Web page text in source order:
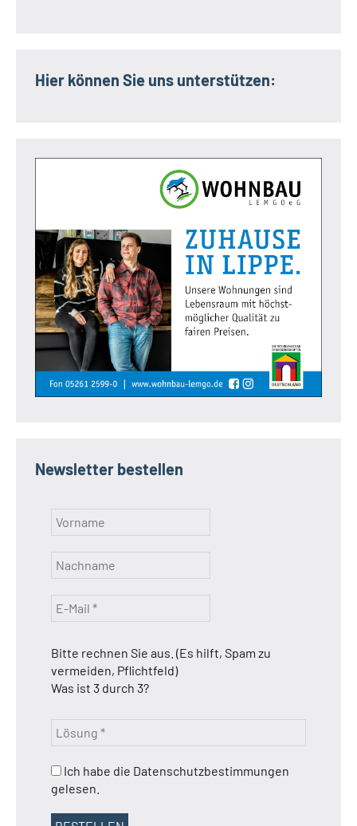
Hier können Sie uns unterstützen:
Newsletter bestellen
Bitte rechnen Sie aus. (Es hilft, Spam zu
vermeiden, Pflichtfeld)
Was ist 3 durch 3?
Ich habe die Datenschutzbestimmungen
gelesen.